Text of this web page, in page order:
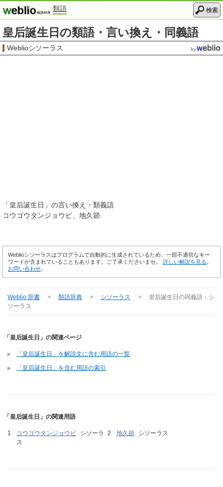
類語 検索
皇后誕生日の類語・言い換え・同義語
Weblioシソーラス
「皇后誕生日 」の言い換え・類義語
コウゴウタンジョウビ
地久節
Weblioシソーラスはプログラムで自動的に生成されているため、一部不適切なキー
ワードが含まれていることもあります。ご了承くださいませ。 詳しい解説を見る
お問い合わせ
Weblio 辞書 > 類語辞典 > シソーラス > 皇后誕生日 の同義語・シ
ソーラス
「皇后誕生日」の関連ページ
「皇后誕生日」を解説文に含む用語の一覧
「皇后誕生日」を含む用語の索引
「皇后誕生日」の関連用語
コウゴウタンジョウビ
シソーラ
ス
地久節 シソーラス